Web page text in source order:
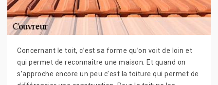
Concernant le toit, c’est sa forme qu’on voit de loin et
qui permet de reconnaître une maison. Et quand on
s’approche encore un peu c’est la toiture qui permet de